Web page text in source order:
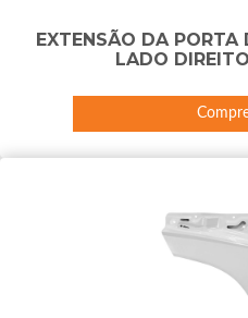
EXTENSÃO DA
LADO